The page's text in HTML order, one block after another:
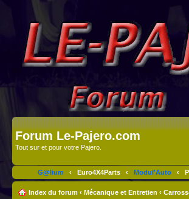
Forum Le-Pajero.com
Tout sur et pour votre Pajero.
G@lium ‹ Euro4X4Parts ‹ Modul'Auto ‹
Index du forum ‹ Mécanique et Entretien ‹